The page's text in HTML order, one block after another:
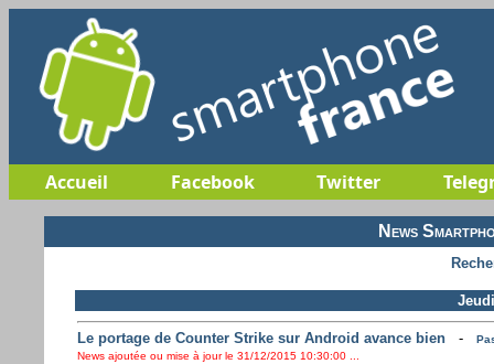
Accueil Facebook Twitter
News
Le portage de Counter Strike sur Android avance bien-
News ajoutée ou mise à jour le 31/12/2015 10:30:00 ...